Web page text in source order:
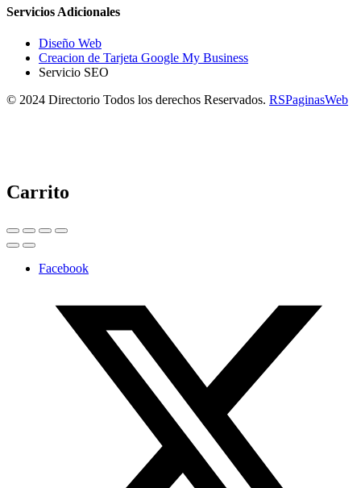
Servicios Adicionales
Diseño Web
Creacion de Tarjeta Google My Business
Servicio SEO
© 2024 Directorio Todos los derechos Reservados. RSPaginasWeb
Carrito
Facebook